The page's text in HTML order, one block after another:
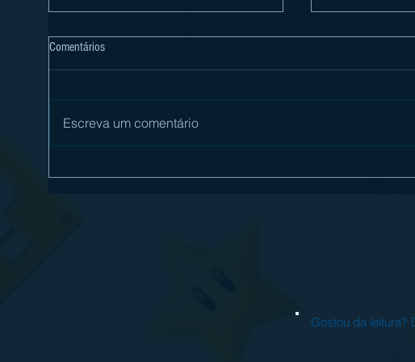
Comentários
Escreva um comentário
Gostou da leitura?